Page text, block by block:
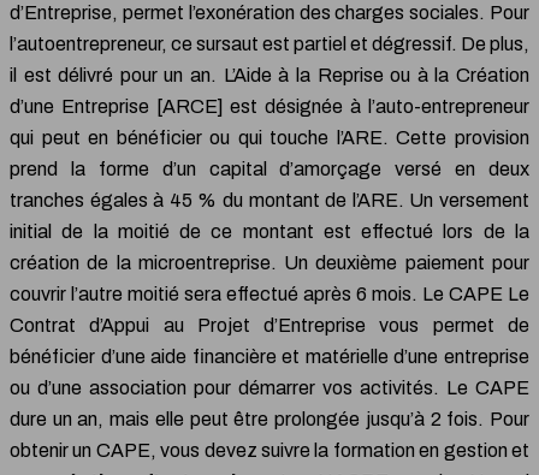
d’Entreprise, permet l’exonération des charges sociales. Pour
l’autoentrepreneur, ce sursaut est partiel et dégressif. De plus,
il est délivré pour un an. L’Aide à la Reprise ou à la Création
d’une Entreprise [ARCE] est désignée à l’auto-entrepreneur
qui peut en bénéficier ou qui touche l’ARE. Cette provision
prend la forme d’un capital d’amorçage versé en deux
tranches égales à 45 % du montant de l’ARE. Un versement
initial de la moitié de ce montant est effectué lors de la
création de la microentreprise. Un deuxième paiement pour
couvrir l’autre moitié sera effectué après 6 mois. Le CAPE Le
Contrat d’Appui au Projet d’Entreprise vous permet de
bénéficier d’une aide financière et matérielle d’une entreprise
ou d’une association pour démarrer vos activités. Le CAPE
dure un an, mais elle peut être prolongée jusqu’à 2 fois. Pour
obtenir un CAPE, vous devez suivre la formation en gestion et